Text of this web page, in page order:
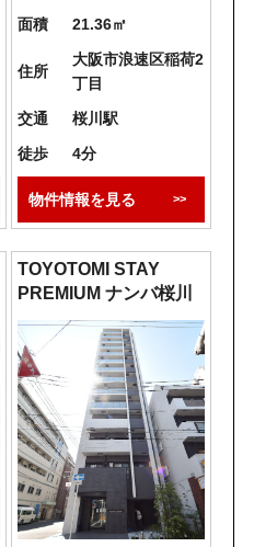
面積
21.36㎡
住所
大阪市浪速区稲荷2
丁目
交通
桜川駅
徒歩
4分
物件情報を見る
TOYOTOMI STAY
PREMIUM ナンバ桜川